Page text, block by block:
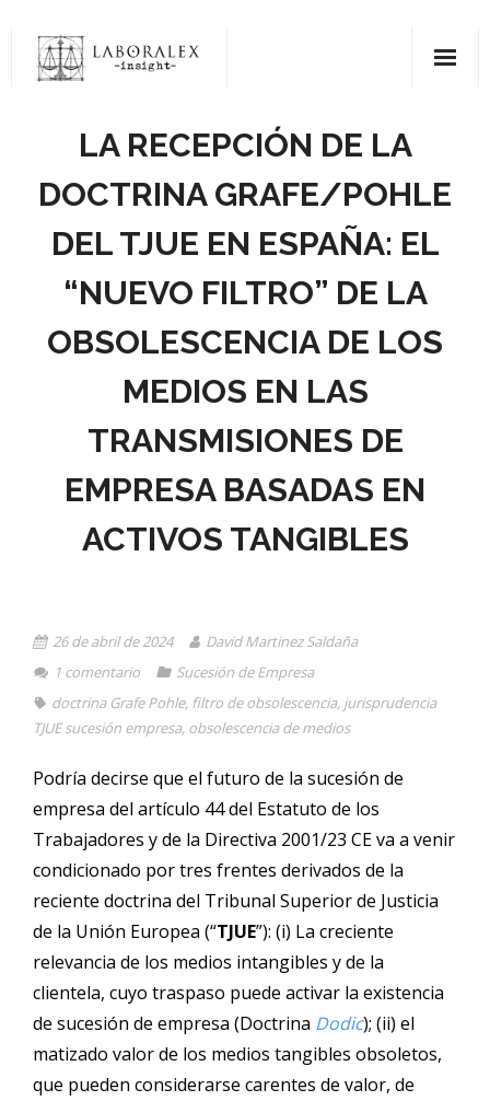
Saltar
contenido
LA RECEPCIÓN DE LA
DOCTRINA GRAFE/POHLE
DEL TJUE EN ESPAÑA: EL
“NUEVO FILTRO” DE LA
OBSOLESCENCIA DE LOS
MEDIOS EN LAS
TRANSMISIONES DE
EMPRESA BASADAS EN
ACTIVOS TANGIBLES
26 de abril de 2024
David Martinez Saldaña
1 comentario
Sucesión de Empresa
doctrina Grafe Pohle, filtro de obsolescencia, jurisprudencia
TJUE sucesión empresa, obsolescencia de medios
Podría decirse que el futuro de la sucesión de
empresa del artículo 44 del Estatuto de los
Trabajadores y de la Directiva 2001/23 CE va a venir
condicionado por tres frentes derivados de la
reciente doctrina del Tribunal Superior de Justicia
de la Unión Europea (“TJUE”): (i) La creciente
relevancia de los medios intangibles y de la
clientela, cuyo traspaso puede activar la existencia
de sucesión de empresa (Doctrina Dodic); (ii) el
matizado valor de los medios tangibles obsoletos,
que pueden considerarse carentes de valor, de